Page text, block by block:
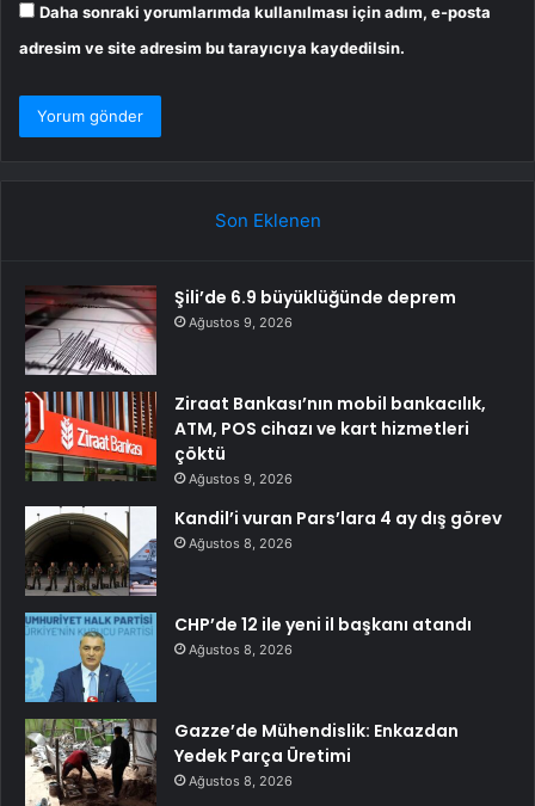
Daha sonraki yorumlarımda kullanılması için adım, e-posta
adresim ve site adresim bu tarayıcıya kaydedilsin.
Son Eklenen
Şili’de 6.9 büyüklüğünde deprem
Ağustos 9, 2026
Ziraat Bankası’nın mobil bankacılık,
ATM, POS cihazı ve kart hizmetleri
çöktü
Ağustos 9, 2026
Kandil’i vuran Pars’lara 4 ay dış görev
Ağustos 8, 2026
CHP’de 12 ile yeni il başkanı atandı
Ağustos 8, 2026
Gazze’de Mühendislik: Enkazdan
Yedek Parça Üretimi
Ağustos 8, 2026